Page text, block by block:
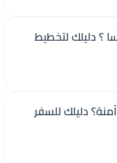
لتخطيط
دليلك للسفر